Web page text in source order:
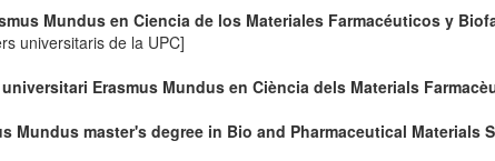
Mundus en Ciencia de los Materiales Farmacéuticos y
universitaris de la UPC]
Erasmus Mundus en Ciència dels Materials
Mundus master's degree in Bio and Pharmaceutical